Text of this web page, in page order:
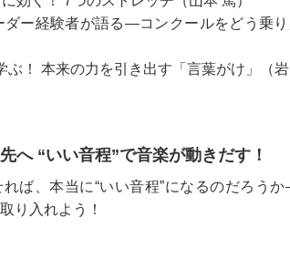
ダー経験者が語る―コンクールをどう乗
ぶ！ 本来の力を引き出す「言葉がけ」（岩
へ “いい音程”で音楽が動きだす！
ば、本当に“いい音程”になるのだろ
り入れよう！